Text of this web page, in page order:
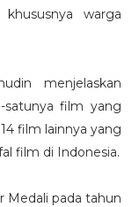
warga
menjelaskan
film yang
film lainnya yang
film di Indonesia.
Medali pada tahun